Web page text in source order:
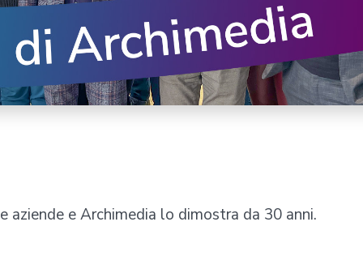
aziende e Archimedia lo dimostra da 30 anni.